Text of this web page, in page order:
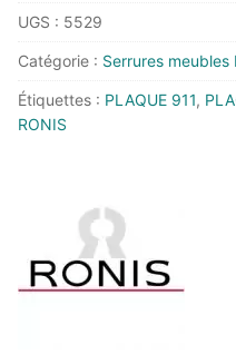
DE
FIXATION
POUR
EMPREINTE
UGS : 5529
Catégorie : Serrures
Étiquettes : PLAQUE 911,
RONIS